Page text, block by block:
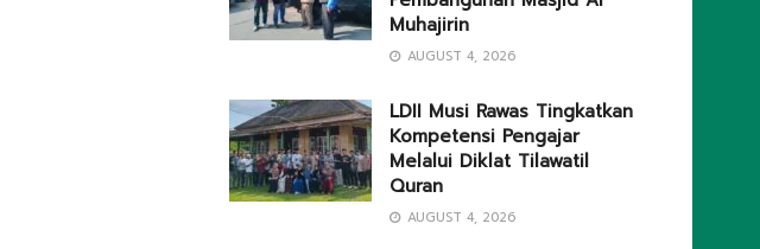
Muhajirin
AUGUST 4, 2026
LDII Musi Rawas Tingkatkan
Kompetensi Pengajar
Melalui Diklat Tilawatil
Quran
AUGUST 4, 2026